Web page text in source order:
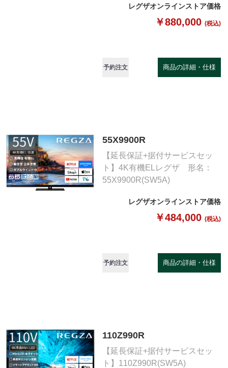
レグザオンラインストア価格
￥880,000 (税込)
予約注文 商品の詳細・仕様
55X9900R
【延長保証+据付サービスセッ
ト】4K有機ELレグザ 形名：
55X9900R(SW5A)
レグザオンラインストア価格
￥484,000 (税込)
予約注文 商品の詳細・仕様
110Z990R
【延長保証+据付サービスセッ
ト】110Z990R(SW5A)